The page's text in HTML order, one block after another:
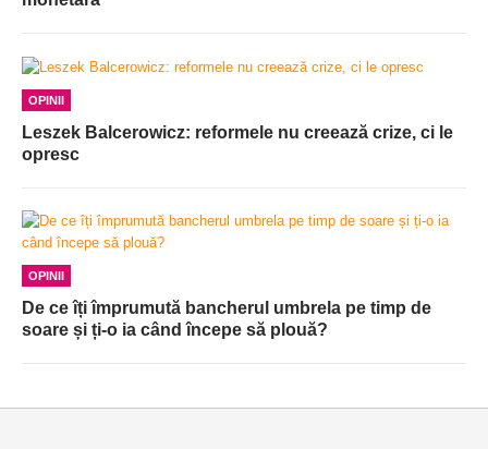
OPINII
Leszek Balcerowicz: reformele nu creează crize, ci le
opresc
OPINII
De ce îți împrumută bancherul umbrela pe timp de
soare și ți-o ia când începe să plouă?